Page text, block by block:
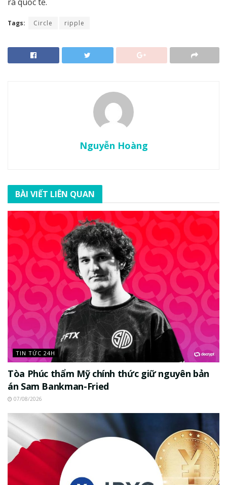
Tags: Circle ripple
Nguyễn Hoàng
BÀI VIẾT LIÊN QUAN
TIN TỨC 24H
Tòa Phúc thẩm Mỹ chính thức giữ nguyên bản
án Sam Bankman-Fried
07/08/2026